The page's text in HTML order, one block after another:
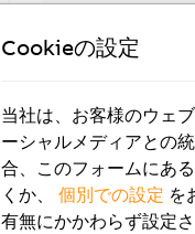
Cookieの設定
当社は、お客様のウェ
ーシャルメディアとの
合、このフォームにあ
くか、 個別での設定 を
有無にかかわらず設定